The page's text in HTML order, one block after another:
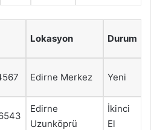
Lokasyon Durum
Edirne Merkez Yeni
Edirne
Uzunköprü
İkinci
El